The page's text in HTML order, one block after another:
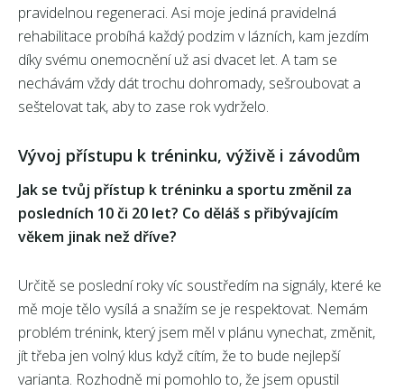
pravidelnou regeneraci. Asi moje jediná pravidelná
rehabilitace probíhá každý podzim v lázních, kam jezdím
díky svému onemocnění už asi dvacet let. A tam se
nechávám vždy dát trochu dohromady, sešroubovat a
seštelovat tak, aby to zase rok vydrželo.
Vývoj přístupu k tréninku, výživě i závodům
Jak se tvůj přístup k tréninku a sportu změnil za
posledních 10 či 20 let? Co děláš s přibývajícím
věkem jinak než dříve?
Určitě se poslední roky víc soustředím na signály, které ke
mě moje tělo vysílá a snažím se je respektovat. Nemám
problém trénink, který jsem měl v plánu vynechat, změnit,
jít třeba jen volný klus když cítím, že to bude nejlepší
varianta. Rozhodně mi pomohlo to, že jsem opustil